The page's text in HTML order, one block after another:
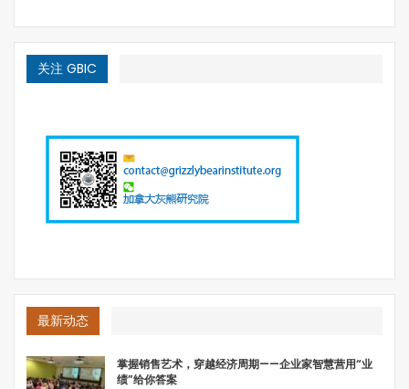
关注 GBIC
最新动态
掌握销售艺术，穿越经济周期——企业家智慧营用“业
绩”给你答案